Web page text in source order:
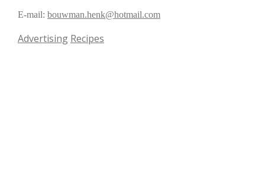
E-mail: bouwman.henk@hotmail.com
Advertising Recipes